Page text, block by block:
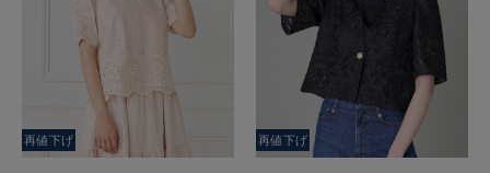
再値下げ 再値下げ